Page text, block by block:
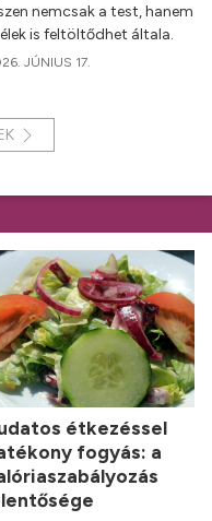
nemcsak a test, hanem
is feltöltődhet általa.
JÚNIUS 17.
étkezéssel
fogyás: a